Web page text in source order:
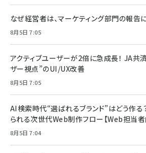
なぜ経営者は、マーケティング部門の報告
8月5日 7:05
アクティブユーザーが2倍に急成長！ JA共
ザー視点”のUI/UX改善
8月5日 7:05
AI検索時代“選ばれるブランド”はどう作
られる次世代Web制作フロー【Web担当者
8月5日 7:04